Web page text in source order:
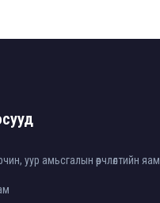
уур амьсгалын өөрчлөлтийн яам